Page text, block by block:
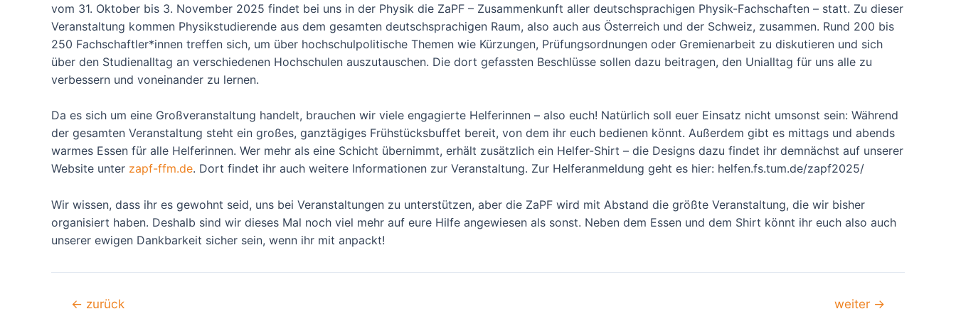
vom 31. Oktober bis 3. November 2025 findet bei uns in der Physik die ZaPF – Zusammenkunft aller deutschsprachigen Physik-Fachschaften – statt. Zu dieser
Veranstaltung kommen Physikstudierende aus dem gesamten deutschsprachigen Raum, also auch aus Österreich und der Schweiz, zusammen. Rund 200 bis
250 Fachschaftler*innen treffen sich, um über hochschulpolitische Themen wie Kürzungen, Prüfungsordnungen oder Gremienarbeit zu diskutieren und sich
über den Studienalltag an verschiedenen Hochschulen auszutauschen. Die dort gefassten Beschlüsse sollen dazu beitragen, den Unialltag für uns alle zu
verbessern und voneinander zu lernen.
Da es sich um eine Großveranstaltung handelt, brauchen wir viele engagierte Helferinnen – also euch! Natürlich soll euer Einsatz nicht umsonst sein: Während
der gesamten Veranstaltung steht ein großes, ganztägiges Frühstücksbuffet bereit, von dem ihr euch bedienen könnt. Außerdem gibt es mittags und abends
warmes Essen für alle Helferinnen. Wer mehr als eine Schicht übernimmt, erhält zusätzlich ein Helfer-Shirt – die Designs dazu findet ihr demnächst auf unserer
Website unter zapf-ffm.de. Dort findet ihr auch weitere Informationen zur Veranstaltung. Zur Helferanmeldung geht es hier: helfen.fs.tum.de/zapf2025/
Wir wissen, dass ihr es gewohnt seid, uns bei Veranstaltungen zu unterstützen, aber die ZaPF wird mit Abstand die größte Veranstaltung, die wir bisher
organisiert haben. Deshalb sind wir dieses Mal noch viel mehr auf eure Hilfe angewiesen als sonst. Neben dem Essen und dem Shirt könnt ihr euch also auch
unserer ewigen Dankbarkeit sicher sein, wenn ihr mit anpackt!
Beitragsnavigation
← zurück weiter →